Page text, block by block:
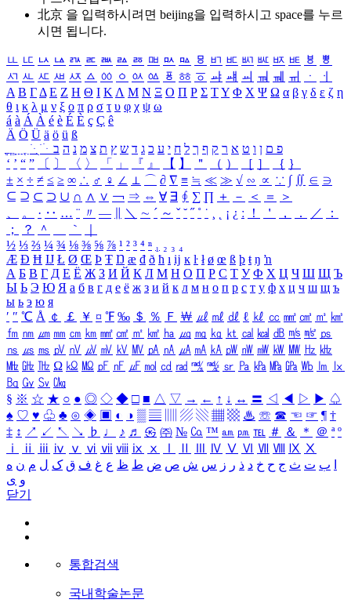
北京 을 입력하시려면 beijing을 입력하시고 space를 누르
시면 됩니다.
ㅥ ㅦ ㅧ ㅨ ㅩ ㅪ ㅫ ㅬ ㅭ ㅮ ㅯ ㅰ ㅱ ㅲ ㅳ ㅴ ㅵ ㅶ ㅷ ㅸ
ㅹ
ㅺ ㅻ ㅼ ㅽ ㅾ ㅿ ㆀ ㆁ ㆂ ㆃ ㆄ ㆅ ㆆ ㆇ ㆈ ㆉ ㆊ ㆋ ㆌ ㆍ
ㆎ
Α Β ΓΔ Ε Ζ Η Θ Ι ΚΛ Μ Ν Ξ Ο Π Ρ Σ ΤΥ Φ Χ Ψ Ω α β γ δ ε ζ η
θ ι κ λ μ ν ξ ο π ρ σ τ υ φ χ ψ ω
á à Á À é è É È ç Ç ê
Ä Ö Ü ä ö ü ß
ִֶֹ ֻּ ׁׂ פ ם ן ו ט א ר ק ף ך ל ח י ע כ ג ד ש ץ ת צ מ נ ה ב
‘ ’ “ ” 〔 〕 〈 〉 「 」 『 』 【 】 ＂ （ ） ［ ］ ｛ ｝
± × ÷ ≠ ≤ ≥ ∞ ∴ ♂ ♀ ∠ ⊥ ⌒ ∂ ∇ ≡ ≒ ≪ ≫ √ ∽ ∝ ∵ ∫ ∬ ∈ ∋
⊆ ⊇ ⊂ ⊃ ∪ ∩ ∧ ∨ ￢ ⇒ ⇔ ∀ ∃ ∮ ∑ ∏ ＋ － ＜ ＝
＞
、
。 · ‥ … ¨ 〃 ― ＼ ∼ ´ ～ ˇ ˘ ˝ ˚ ˙ ¸ ¡ ¿ ː ！ ＇ ， ． ／
：
；
？ ＾ ｀
½ ⅓ ⅔ ¼ ¾ ⅛ ⅜ ⅝ ⅞ ¹ ² ³ ⁴ ⁿ ₁ ₂ ₃ ₄
Æ Ð Ħ Ĳ Ł Ø Œ Þ Ŧ Ŋ æ đ ð ħ ı ĳ ĸ ŀ ł ø œ ß þ ŧ ŋ ŉ
А Б В Г Д Е Ё Ж З И Й К Л М Н О П Р С Т У Ф Х Ц Ч Ш Щ Ъ
Ы Ь Э Ю Я а б в г д е ё ж з и й к л м н о п р с т у ф х ц ч ш щ ъ
ы ь э ю я
′ ″ ℃ Å ￠ ￡ ￥ ¤ ℉ ‰ ＄ ％ Ｆ ￦ ㎕ ㎖ ㎗ ℓ ㎘ ㏄ ㎣ ㎤ ㎥ ㎦
㎙ ㎚ ㎛ ㎜ ㎝ ㎞ ㎟ ㎠ ㎡ ㎢ ㏊ ㎍ ㎎ ㎏ ㏏ ㎈ ㎉ ㏈ ㎧ ㎨ ㎰
㎱ ㎲ ㎳ ㎴ ㎵ ㎶ ㎷ ㎸ ㎹ ㎀ ㎁ ㎂ ㎃ ㎄ ㎺ ㎻ ㎽ ㎾ ㎿ ㎐ ㎑
㎒ ㎓ ㎔ Ω ㏀ ㏁ ㎊ ㎋ ㎌ ㏖ ㏅ ㎭ ㎮ ㎯ ㏛ ㎩ ㎪ ㎫ ㎬ ㏝ ㏐
㏓
㏃ ㏉ ㏜ ㏆
§ ※ ☆ ★ ○ ● ◎ ◇ ◆ □ ■ △ ▽ → ← ↑ ↓ ↔ 〓 ◁ ◀ ▷ ▶ ♤
♠ ♡ ♥ ♧ ♣ ⊙ ◈ ▣ ◐ ◑ ▒ ▤ ▨ ▧ ▦ ▩ ♨ ☏ ☎ ☜ ☞ ¶ †
‡ ↕ ↗ ↙ ↖ ↘ ♭ ♩ ♪ ♬ ㉿ ㈜ № ㏇ ™ ㏂ ㏘ ℡ ＃ ＆ ＊ ＠ ª º
ⅰ
ⅱ ⅲ ⅳ ⅴ ⅵ ⅶ ⅷ ⅸ ⅹ Ⅳ Ⅴ Ⅵ Ⅶ Ⅷ Ⅸ Ⅹ
ب ت ث ج ح خ د ذ ر ز س ش ص ض ط ظ ع غ ف ق ک ل م ن ه
و ی
닫기
통합검색
국내학술논문